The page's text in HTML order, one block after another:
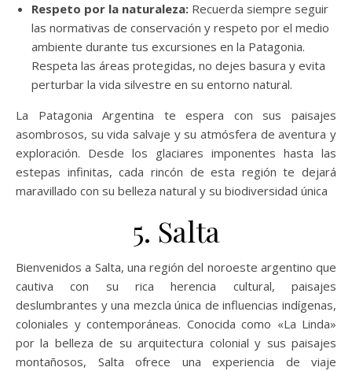
Respeto por la naturaleza: Recuerda siempre seguir
las normativas de conservación y respeto por el medio
ambiente durante tus excursiones en la Patagonia.
Respeta las áreas protegidas, no dejes basura y evita
perturbar la vida silvestre en su entorno natural.
La Patagonia Argentina te espera con sus paisajes
asombrosos, su vida salvaje y su atmósfera de aventura y
exploración. Desde los glaciares imponentes hasta las
estepas infinitas, cada rincón de esta región te dejará
maravillado con su belleza natural y su biodiversidad única
5. Salta
Bienvenidos a Salta, una región del noroeste argentino que
cautiva con su rica herencia cultural, paisajes
deslumbrantes y una mezcla única de influencias indígenas,
coloniales y contemporáneas. Conocida como «La Linda»
por la belleza de su arquitectura colonial y sus paisajes
montañosos, Salta ofrece una experiencia de viaje